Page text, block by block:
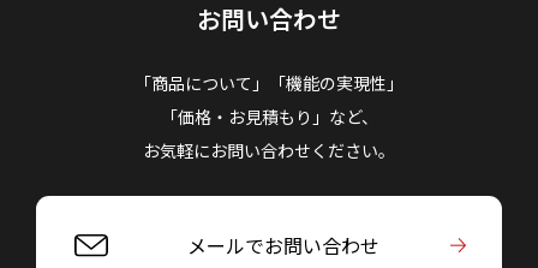
お問い合わせ
「商品について」「機能の実現性」
「価格・お見積もり」など、
お気軽にお問い合わせください。
メールでお問い合わせ